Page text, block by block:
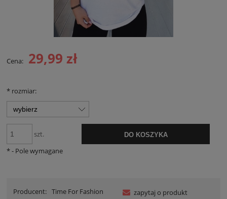
Cena: 29,99 zł
* rozmiar:
szt. DO KOSZYKA
*- Pole wymagane
Producent: Time For Fashion zapytaj o produkt